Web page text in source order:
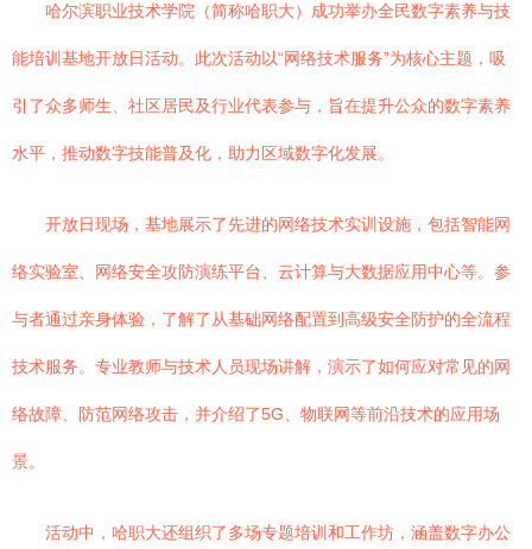
哈尔滨职业技术学院（简称哈职大）成功举办全民数字素养与技
能培训基地开放日活动。此次活动以“网络技术服务”为核心主题，吸
引了众多师生、社区居民及行业代表参与，旨在提升公众的数字素养
水平，推动数字技能普及化，助力区域数字化发展。
开放日现场，基地展示了先进的网络技术实训设施，包括智能网
络实验室、网络安全攻防演练平台、云计算与大数据应用中心等。参
与者通过亲身体验，了解了从基础网络配置到高级安全防护的全流程
技术服务。专业教师与技术人员现场讲解，演示了如何应对常见的网
络故障、防范网络攻击，并介绍了5G、物联网等前沿技术的应用场
景。
活动中，哈职大还组织了多场专题培训和工作坊，涵盖数字办公